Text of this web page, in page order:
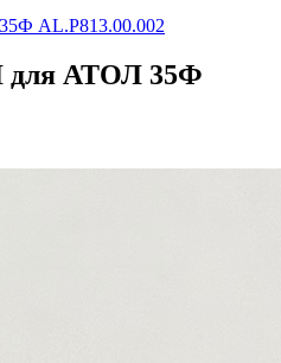
AL.P813.00.002
для АТОЛ 35Ф